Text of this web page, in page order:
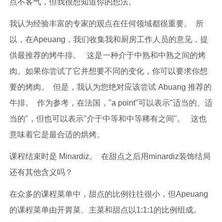
我认为经验丰富的专家的观点在任何领域都很重要。 所
以，在Apeuang，我们收集我和厨房工作人员的意见，提
供最推荐的烤牛排。 这是一种介于中熟和中熟之间的烤
肉。如果你尝试了它并想要不同的变化，你可以要求你想
要的烤肉。 但是，我认为您绝对应该尝试 Abuang 推荐的
牛排。 作为参考，在法国，"a point"可以表示"适当的、适
当的"，但也可以表示"介于中等和中等稀有之间"。 这也
意味着它是最合适的烘烤。
课程结束时是 Minardiz。 在甜点之后用minardiz装饰结局
还有其他含义吗？
在众多的课程菜单中，甜点的比例往往很小，但Apeuang
的课程菜单由开胃菜、主菜和甜点以1:1:1的比例组成。